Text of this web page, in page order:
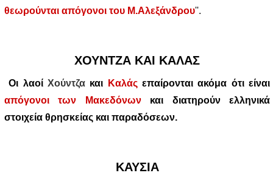
θεωρούνται απόγονοι του Μ.Αλεξάνδρου''.
ΧΟΥΝΤΖΑ ΚΑΙ ΚΑΛΑΣ
Οι λαοίΧούντζα και Καλάςεπαίρονται ακόμα ότι είναι
απόγονοι των Μακεδόνωνκαι διατηρούν ελληνικά
στοιχεία θρησκείας και παραδόσεων.
ΚΑΥΣΙΑ